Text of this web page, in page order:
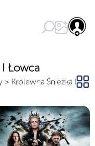
I Łowca
> Królewna Śnieżka I